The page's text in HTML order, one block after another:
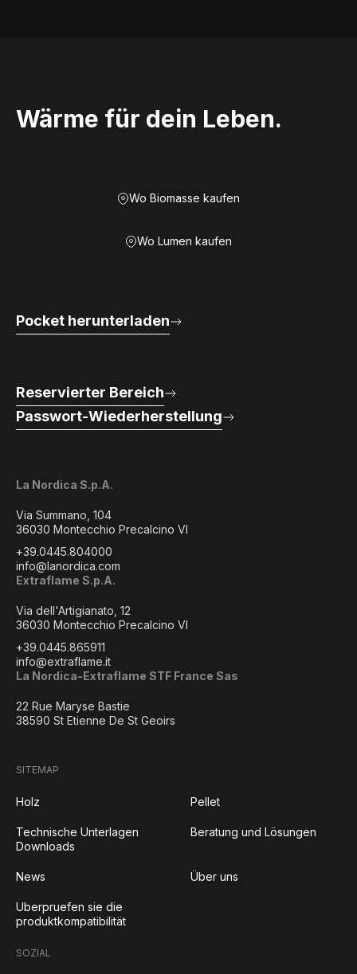
Wärme für dein Leben.
Wo Biomasse kaufen
Wo Lumen kaufen
La Nordica S.p.A.
Via Summano, 104
36030 Montecchio Precalcino VI
+39.0445.804000
info@lanordica.com
Extraflame S.p.A.
Via dell'Artigianato, 12
36030 Montecchio Precalcino VI
+39.0445.865911
info@extraflame.it
La Nordica-Extraflame STF France Sas
22 Rue Maryse Bastie
38590 St Etienne De St Geoirs
Pocket herunterladen
Reservierter Bereich
Passwort-Wiederherstellung
SITEMAP
Holz Pellet
Technische Unterlagen
Downloads
Beratung und Lösungen
News Über uns
Uberpruefen sie die
produktkompatibilität
SOZIAL